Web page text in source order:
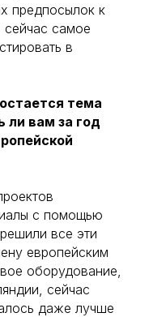
предпосылок к
самое
в
тема
ли вам за год
с помощью
все эти
европейским
оборудование,
сейчас
даже лучше